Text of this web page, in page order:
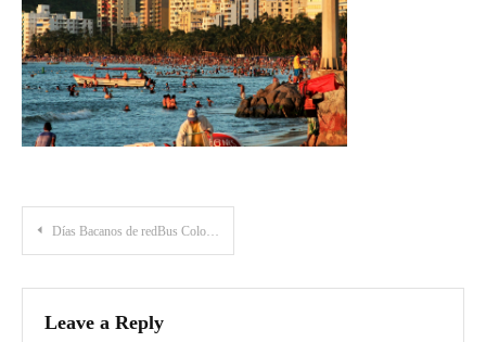
Post
navigation
Días Bacanos de redBus Colombia: Ahorra hasta 70% en pasajes de bus a destinos increíbles
Leave a Reply